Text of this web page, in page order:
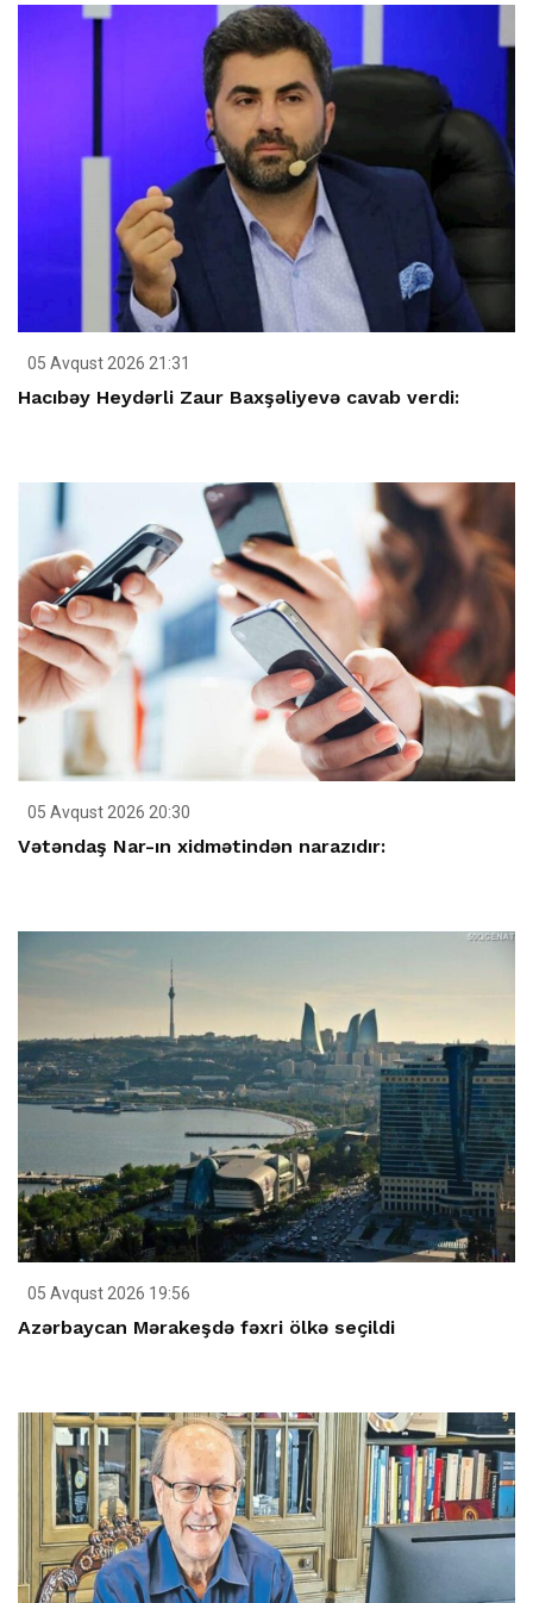
05 Avqust 2026 21:31
Hacıbəy Heydərli Zaur Baxşəliyevə cavab verdi:
05 Avqust 2026 20:30
Vətəndaş Nar-ın xidmətindən narazıdır:
05 Avqust 2026 19:56
Azərbaycan Mərakeşdə fəxri ölkə seçildi